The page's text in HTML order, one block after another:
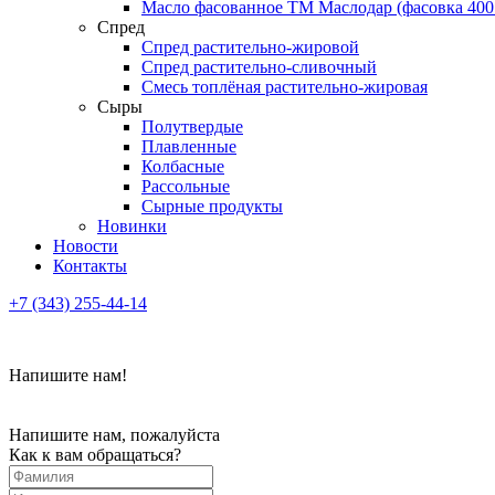
Масло фасованное ТМ Маслодар (фасовка
Спред
Спред растительно-жировой
Спред растительно-сливочный
Смесь топлёная растительно-жировая
Сыры
Полутвердые
Плавленные
Колбасные
Рассольные
Сырные продукты
Новинки
Новости
Контакты
+7 (343) 255-44-14
Напишите нам!
Напишите нам, пожалуйста
Как к вам обращаться?